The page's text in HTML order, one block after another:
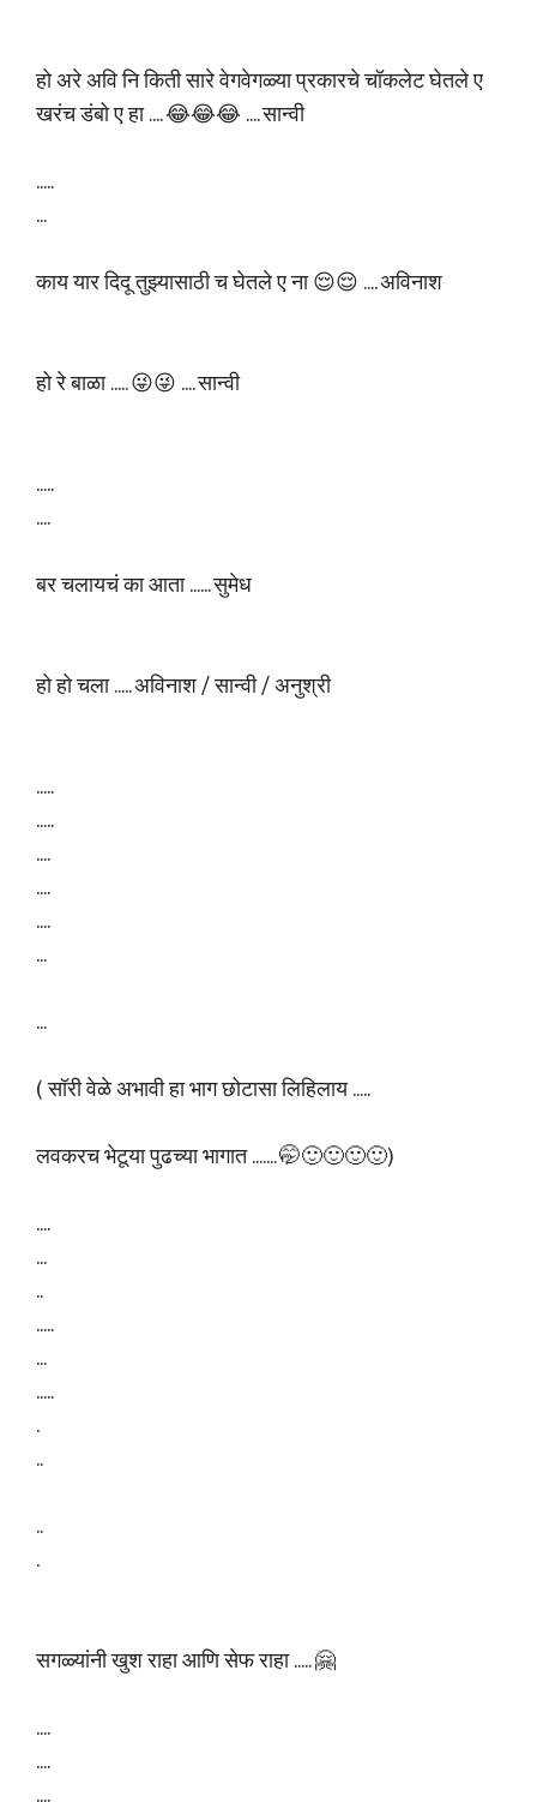
हो अरे अवि नि किती सारे वेगवेगळ्या प्रकारचे चॉकलेट घेतले ए
खरंच डंबो ए हा .... 😂😂😂 .... सान्वी
.....
...
काय यार दिदू तुझ्यासाठी च घेतले ए ना 😌😌 .... अविनाश
हो रे बाळा ..... 😜😜 .... सान्वी
.....
....
बर चलायचं का आता ...... सुमेध
हो हो चला ..... अविनाश / सान्वी / अनुश्री
.....
.....
....
....
....
...
...
( सॉरी वेळे अभावी हा भाग छोटासा लिहिलाय .....
लवकरच भेटूया पुढच्या भागात ....... 🤭🙂🙂🙂🙂)
....
...
..
.....
...
.....
.
..
..
.
सगळ्यांनी खुश राहा आणि सेफ राहा ..... 🤗
....
....